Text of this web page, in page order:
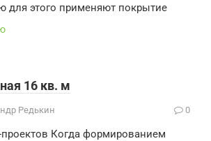
для этого применяют покрытие
16 кв. м
Редькин 0
Когда формированием